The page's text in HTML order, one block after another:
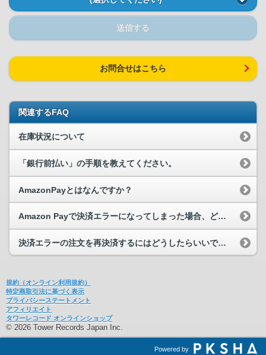
送信する
お問合せはこちら
関連するFAQ
在庫状況について
「銀行前払い」の手順を教えてください。
AmazonPayとはなんですか？
Amazon Payで決済エラーになってしまった場合、どうすればよいですか？
決済エラーの注文を再決済するにはどうしたらいいでしょうか？
規約（オンライン利用規約）
特定商取引法に基づく表示
プライバシーステートメント
アフィリエイト
タワーレコード オンラインショップ
© 2026 Tower Records Japan Inc.
Powered by